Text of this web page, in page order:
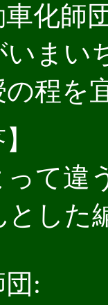
化師
いまい
程を
て違
とした
団: